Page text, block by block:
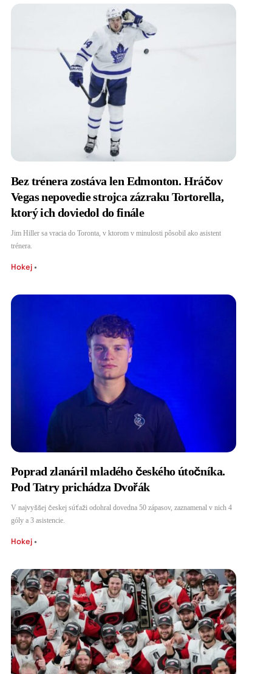
Bez trénera zostáva len Edmonton. Hráčov
Vegas nepovedie strojca zázraku Tortorella,
ktorý ich doviedol do finále
Jim Hiller sa vracia do Toronta, v ktorom v minulosti pôsobil ako asistent
trénera.
Hokej•
Poprad zlanáril mladého českého útočníka.
Pod Tatry prichádza Dvořák
V najvyššej českej súťaži odohral dovedna 50 zápasov, zaznamenal v nich 4
góly a 3 asistencie.
Hokej•